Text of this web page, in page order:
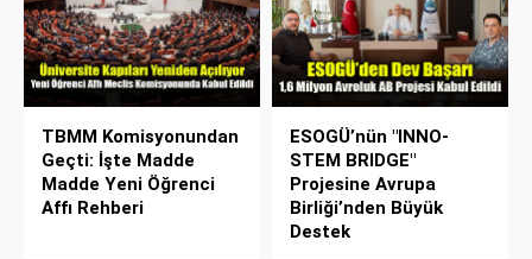
TBMM Komisyonundan
Geçti: İşte Madde
Madde Yeni Öğrenci
Affı Rehberi
ESOGÜ’nün "INNO-
STEM BRIDGE"
Projesine Avrupa
Birliği’nden Büyük
Destek